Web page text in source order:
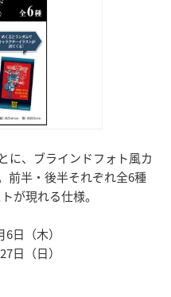
に、ブラインドフォト風カ
前半・後半それぞれ全6種
が現れる仕様。
日（木）
日（日）